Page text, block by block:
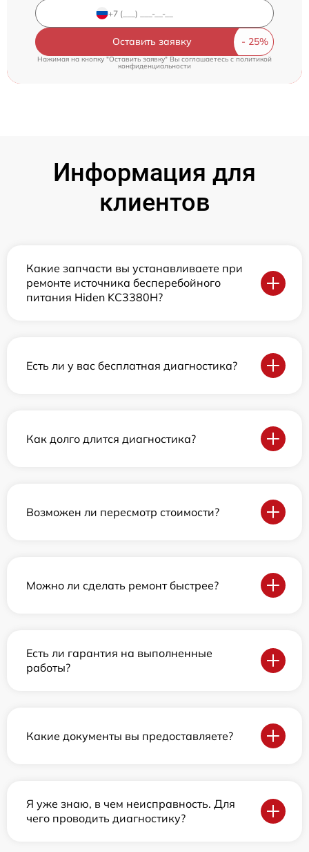
Оставить заявку
Нажимая на кнопку "Оставить заявку" Вы соглашаетесь c политикой
конфиденциальности
Информация для
клиентов
Какие запчасти вы устанавливаете при
ремонте источника бесперебойного
питания Hiden KC3380H?
Есть ли у вас бесплатная диагностика?
Как долго длится диагностика?
Возможен ли пересмотр стоимости?
Можно ли сделать ремонт быстрее?
Есть ли гарантия на выполненные
работы?
Какие документы вы предоставляете?
Я уже знаю, в чем неисправность. Для
чего проводить диагностику?